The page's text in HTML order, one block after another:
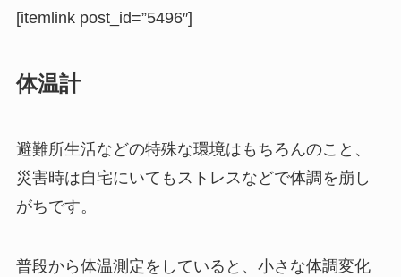
[itemlink post_id=”5496″]
体温計
避難所生活などの特殊な環境はもちろんのこと、
災害時は自宅にいてもストレスなどで体調を崩し
がちです。
普段から体温測定をしていると、小さな体調変化